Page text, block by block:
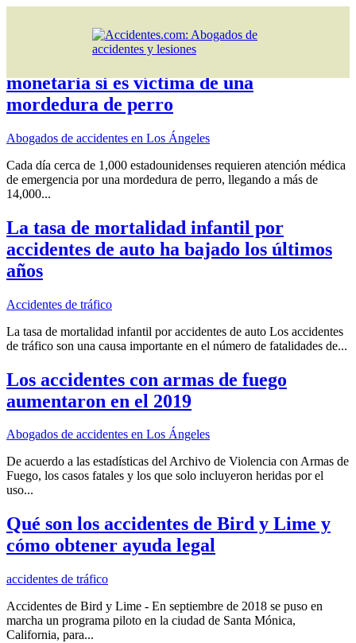
Artículos» Lime
Usted puede recibir compensación
monetaria si es víctima de una
mordedura de perro
Abogados de accidentes en Los Ángeles
Cada día cerca de 1,000 estadounidenses requieren atención médica
de emergencia por una mordedura de perro, llegando a más de
14,000...
La tasa de mortalidad infantil por
accidentes de auto ha bajado los últimos
años
Accidentes de tráfico
La tasa de mortalidad infantil por accidentes de auto Los accidentes
de tráfico son una causa importante en el número de fatalidades de...
Los accidentes con armas de fuego
aumentaron en el 2019
Abogados de accidentes en Los Ángeles
De acuerdo a las estadísticas del Archivo de Violencia con Armas de
Fuego, los casos fatales y los que solo incluyeron heridas por el
uso...
Qué son los accidentes de Bird y Lime y
cómo obtener ayuda legal
accidentes de tráfico
Accidentes de Bird y Lime - En septiembre de 2018 se puso en
marcha un programa piloto en la ciudad de Santa Mónica,
California, para...